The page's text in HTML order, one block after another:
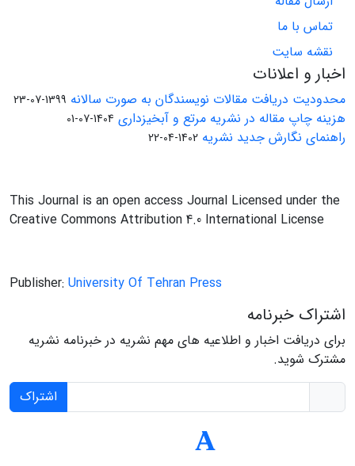
تماس با ما
نقشه سایت
اخبار و اعلانات
محدودیت دریافت مقالات نویسندگان به صورت سالانه 1399-07-23
هزینه چاپ مقاله در نشریه مرتع و آبخیزداری 1404-07-01
راهنمای نگارش جدید نشریه 1402-04-22
This Journal is an open access Journal Licensed under the
Creative Commons Attribution 4.0 International License
Publisher: University Of Tehran Press
اشتراک خبرنامه
برای دریافت اخبار و اطلاعیه های مهم نشریه در خبرنامه نشریه
مشترک شوید.
اشتراک